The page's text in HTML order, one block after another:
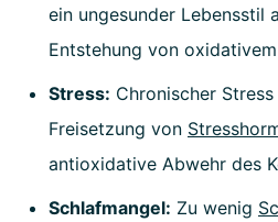
ein ungesunder Lebensstil
Entstehung von
Stress: Chronischer Stress
Freisetzung von
antioxidative Abwehr des
Schlafmangel: Zu wenig